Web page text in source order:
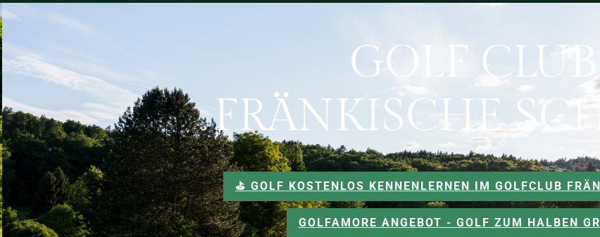
GOLF CLUB
FRÄNKISCHE
⛳️ GOLF KOSTENLOS KENNENLERNEN IM GOLFCLUB
GOLFAMORE ANGEBOT - GOLF ZUM HALBEN